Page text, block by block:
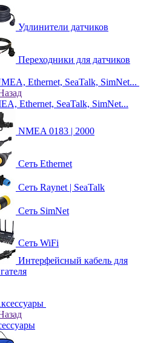
Удлинители датчиков
Переходники для датчиков
Ethernet, SeaTalk, SimNet...
Ethernet, SeaTalk, SimNet...
NMEA 0183 | 2000
Сеть Ethernet
Сеть Raynet | SeaTalk
Сеть SimNet
Сеть WiFi
Интерфейсный кабель для